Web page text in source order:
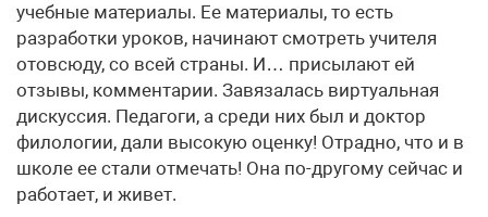
учебные материалы. Ее материалы, то есть
разработки уроков, начинают смотреть учителя
отовсюду, со всей страны. И… присылают ей
отзывы, комментарии. Завязалась виртуальная
дискуссия. Педагоги, а среди них был и доктор
филологии, дали высокую оценку! Отрадно, что и в
школе ее стали отмечать! Она по-другому сейчас и
работает, и живет.